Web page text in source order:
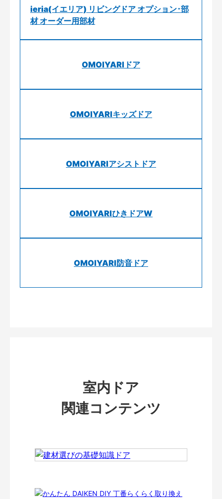
ieria(イエリア) リビングドア オプション･部
材 オーダー用部材
OMOIYARIドア
OMOIYARIキッズドア
OMOIYARIアシストドア
OMOIYARIひきドアW
OMOIYARI防音ドア
室内ドア
関連コンテンツ